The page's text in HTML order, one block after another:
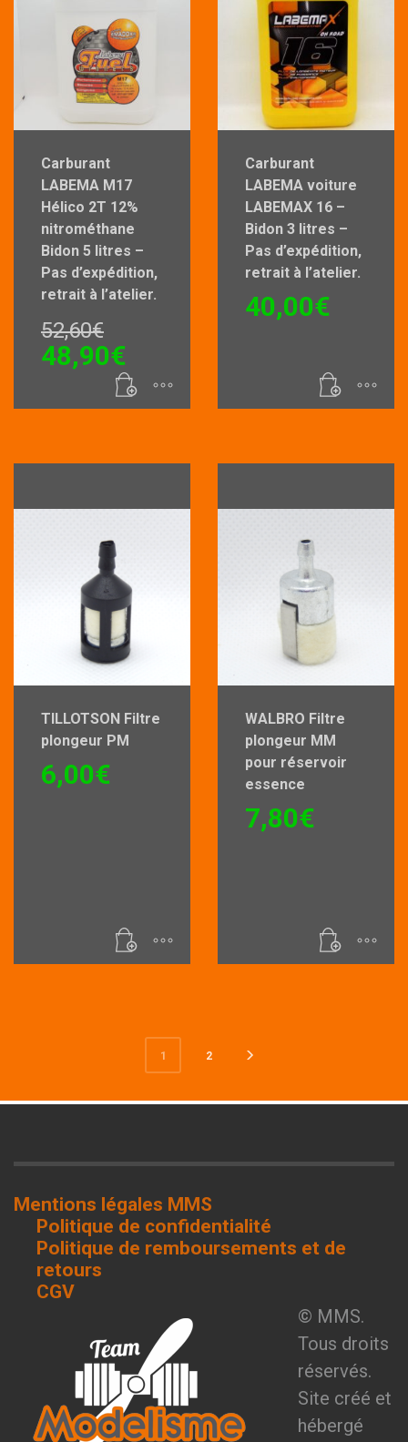
Carburant
LABEMA M17
Hélico 2T 12%
nitrométhane
Bidon 5 litres –
Pas d’expédition,
retrait à l’atelier.
52,60€
prix
initial
était :
48,90€
prix
actuel
48,90€.
Carburant
LABEMA voiture
LABEMAX 16 –
Bidon 3 litres –
Pas d’expédition,
retrait à l’atelier.
40,00€
TILLOTSON Filtre
plongeur PM
6,00€
WALBRO Filtre
plongeur MM
pour réservoir
essence
7,80€
1 2
Mentions légales MMS
Politique de confidentialité
Politique de remboursements et de
retours
CGV
© MMS.
Tous droits
réservés.
Site créé et
hébergé